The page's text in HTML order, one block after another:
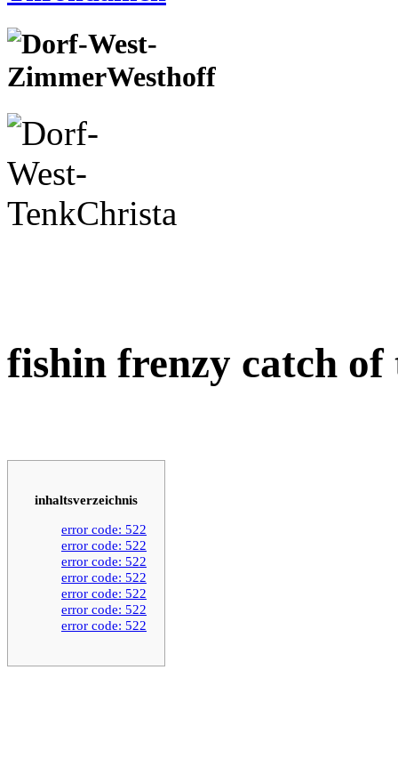
fishin frenzy catch of
inhaltsverzeichnis
error code: 522
error code: 522
error code: 522
error code: 522
error code: 522
error code: 522
error code: 522